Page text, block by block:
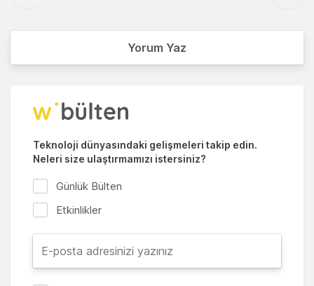
Yorum Yaz
Teknoloji dünyasındaki gelişmeleri takip edin.
Neleri size ulaştırmamızı istersiniz?
Günlük Bülten
Etkinlikler